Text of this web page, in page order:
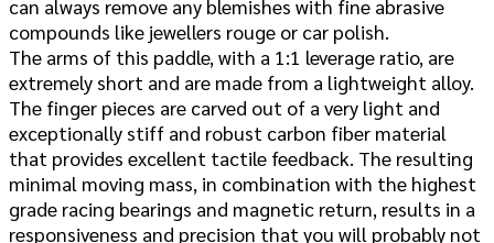
can always remove any blemishes with fine abrasive
compounds like jewellers rouge or car polish.
The arms of this paddle, with a 1:1 leverage ratio, are
extremely short and are made from a lightweight alloy.
The finger pieces are carved out of a very light and
exceptionally stiff and robust carbon fiber material
that provides excellent tactile feedback. The resulting
minimal moving mass, in combination with the highest
grade racing bearings and magnetic return, results in a
responsiveness and precision that you will probably not